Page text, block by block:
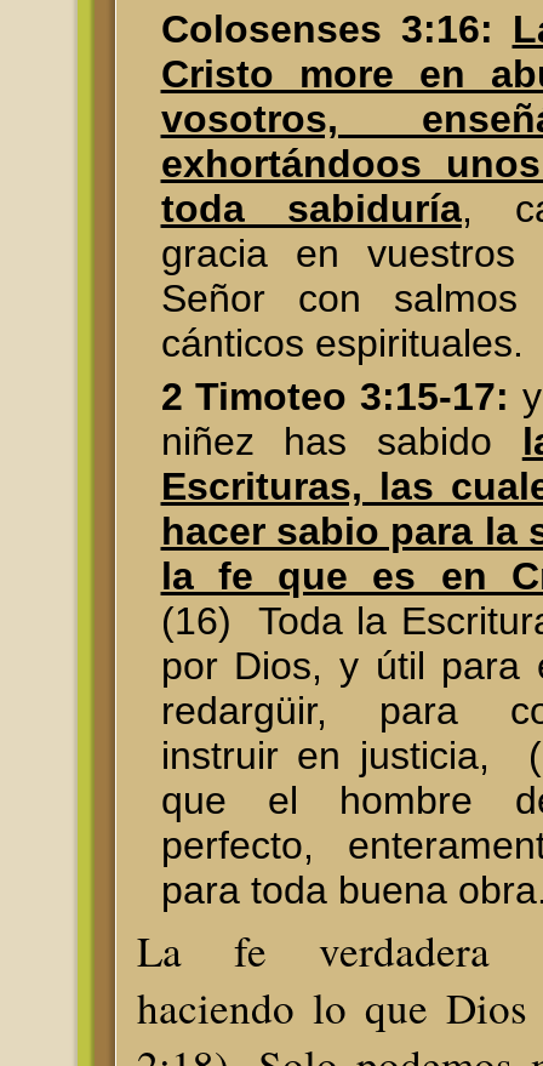
Colosenses 3:16:
Cristo more en
vosotros,
exhortándoos
toda sabiduría,
gracia en vuestros
Señor con
cánticos espirituales.
2 Timoteo 3:15-17:
niñez has sabido
Escrituras, las
hacer sabio para la
la fe que es en
(16) Toda la
por Dios, y útil para
redargüir, para
instruir en justicia,
que el hombre
perfecto,
para toda buena
La fe verdadera
haciendo lo que